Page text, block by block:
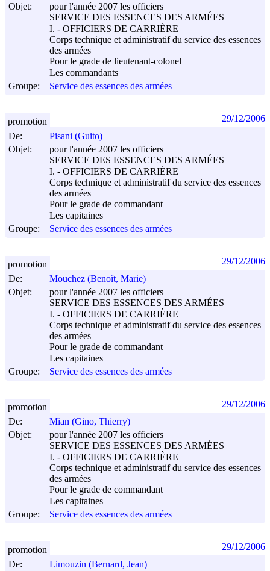
Objet:
pour l'année 2007 les officiers
SERVICE DES ESSENCES DES ARMÉES
I. - OFFICIERS DE CARRIÈRE
Corps technique et administratif du service des essences
des armées
Pour le grade de lieutenant-colonel
Les commandants
Groupe:
Service des essences des armées
De:
Pisani (Guito)
Objet:
pour l'année 2007 les officiers
SERVICE DES ESSENCES DES ARMÉES
I. - OFFICIERS DE CARRIÈRE
Corps technique et administratif du service des essences
des armées
Pour le grade de commandant
Les capitaines
Groupe:
Service des essences des armées
promotion 29/12/2006
De:
Mouchez (Benoît, Marie)
Objet:
pour l'année 2007 les officiers
SERVICE DES ESSENCES DES ARMÉES
I. - OFFICIERS DE CARRIÈRE
Corps technique et administratif du service des essences
des armées
Pour le grade de commandant
Les capitaines
Groupe:
Service des essences des armées
promotion 29/12/2006
De:
Mian (Gino, Thierry)
Objet:
pour l'année 2007 les officiers
SERVICE DES ESSENCES DES ARMÉES
I. - OFFICIERS DE CARRIÈRE
Corps technique et administratif du service des essences
des armées
Pour le grade de commandant
Les capitaines
Groupe:
Service des essences des armées
promotion 29/12/2006
De:
Limouzin (Bernard, Jean)
promotion 29/12/2006